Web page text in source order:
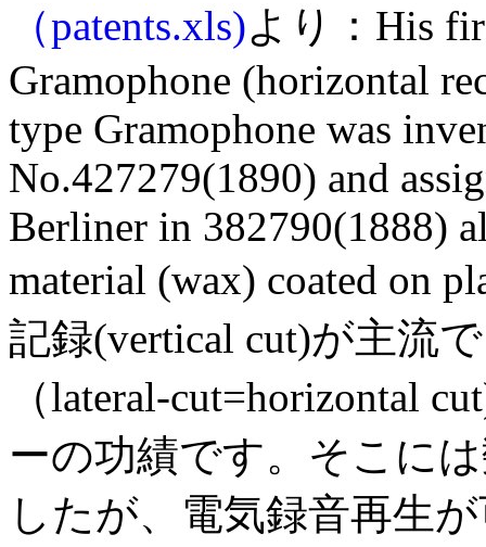
（patents.xls)より：His
Gramophone (horizontal
type Gramophone was
No.427279(1890) and
Berliner in 382790(1888)
material (wax) coated on
記録(vertical cut)が主流
（lateral-cut=horizontal
ーの功績です。そこに
したが、電気録音再生